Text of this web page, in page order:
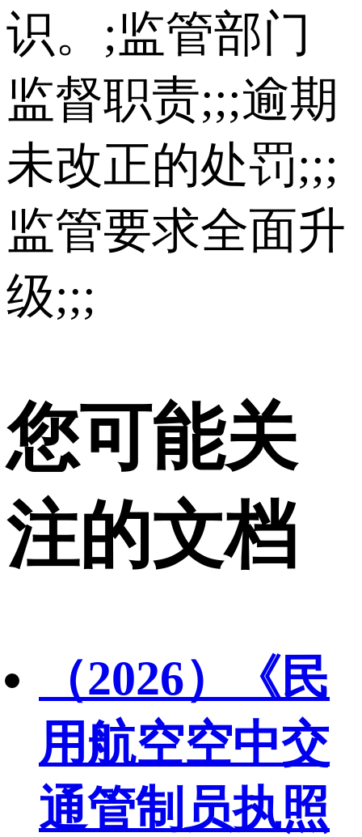
识。;监管部门
监督职责;;;逾期
未改正的处罚;;;
监管要求全面升
级;;;
您可能关
注的文档
（2026）《民
用航空空中交
通管制员执照